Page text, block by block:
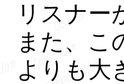
リスナー
また、こ
よりも大